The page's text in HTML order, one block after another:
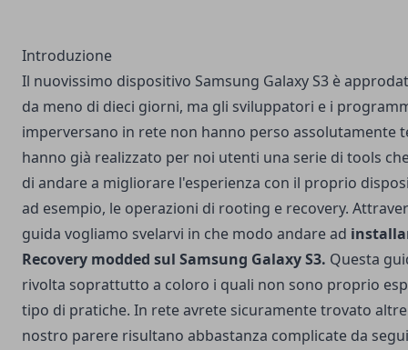
Introduzione
Il nuovissimo dispositivo Samsung Galaxy S3 è
da meno di dieci giorni, ma gli sviluppatori e i
imperversano in rete non hanno perso assolutamente
hanno già realizzato per noi utenti una serie di tools
di andare a migliorare l'esperienza con il proprio
ad esempio, le operazioni di rooting e recovery.
guida vogliamo svelarvi in che modo andare ad
Recovery modded sul Samsung Galaxy S3. Questa
rivolta soprattutto a coloro i quali non sono proprio
tipo di pratiche. In rete avrete sicuramente trovato
nostro parere risultano abbastanza complicate da